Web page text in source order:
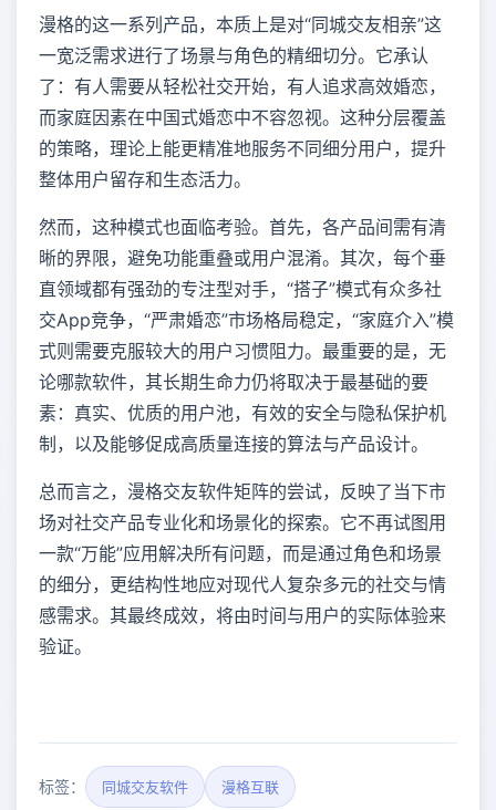
漫格的这一系列产品，本质上是对“同城交友相亲”这
一宽泛需求进行了场景与角色的精细切分。它承认
了：有人需要从轻松社交开始，有人追求高效婚恋，
而家庭因素在中国式婚恋中不容忽视。这种分层覆盖
的策略，理论上能更精准地服务不同细分用户，提升
整体用户留存和生态活力。
然而，这种模式也面临考验。首先，各产品间需有清
晰的界限，避免功能重叠或用户混淆。其次，每个垂
直领域都有强劲的专注型对手，“搭子”模式有众多社
交App竞争，“严肃婚恋”市场格局稳定，“家庭介入”模
式则需要克服较大的用户习惯阻力。最重要的是，无
论哪款软件，其长期生命力仍将取决于最基础的要
素：真实、优质的用户池，有效的安全与隐私保护机
制，以及能够促成高质量连接的算法与产品设计。
总而言之，漫格交友软件矩阵的尝试，反映了当下市
场对社交产品专业化和场景化的探索。它不再试图用
一款“万能”应用解决所有问题，而是通过角色和场景
的细分，更结构性地应对现代人复杂多元的社交与情
感需求。其最终成效，将由时间与用户的实际体验来
验证。
标签： 同城交友软件 漫格互联